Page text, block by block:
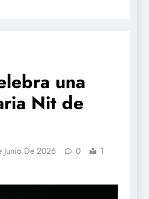
una
Nit de
Junio De 2026 0
1